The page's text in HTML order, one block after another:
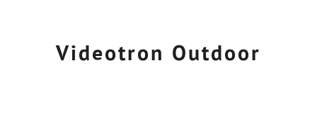
Videotron Outdoor